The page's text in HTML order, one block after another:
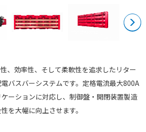
、効率性、そして柔軟性を追求したリター
バスバーシステムです。定格電流最大800A
ーションに対応し、制御盤・開閉装置製造
を大幅に向上させます。